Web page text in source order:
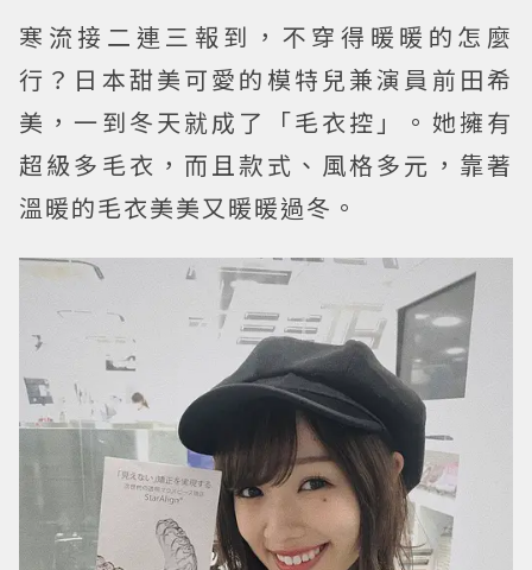
寒流接二連三報到，不穿得暖暖的怎麼
行？日本甜美可愛的模特兒兼演員前田希
美，一到冬天就成了「毛衣控」。她擁有
超級多毛衣，而且款式、風格多元，靠著
溫暖的毛衣美美又暖暖過冬。